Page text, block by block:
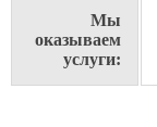
Мы
оказываем
услуги: